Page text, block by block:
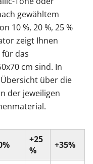
gewähltem
10 %, 20 %, 25 %
zeigt Ihnen
das
cm sind. In
über die
der jeweiligen
+25
%
+35%